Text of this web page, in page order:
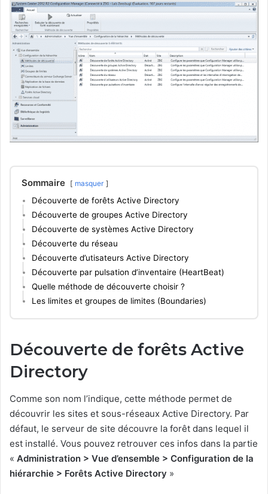
Sommaire masquer
Découverte de forêts Active Directory
Découverte de groupes Active Directory
Découverte de systèmes Active Directory
Découverte du réseau
Découverte d’utisateurs Active Directory
Découverte par pulsation d’inventaire (HeartBeat)
Quelle méthode de découverte choisir ?
Les limites et groupes de limites (Boundaries)
Découverte de forêts Active
Directory
Comme son nom l’indique, cette méthode permet de
découvrir les sites et sous-réseaux Active Directory. Par
défaut, le serveur de site découvre la forêt dans lequel il
est installé. Vous pouvez retrouver ces infos dans la partie
« Administration > Vue d’ensemble > Configuration de la
hiérarchie > Forêts Active Directory »